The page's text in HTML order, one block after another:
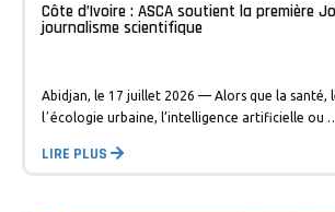
Côte d’Ivoire : ASCA soutient la première
journalisme scientifique
Abidjan, le 17 juillet 2026 — Alors que la santé,
lʼécologie urbaine, l’intelligence artificielle ou
LIRE PLUS